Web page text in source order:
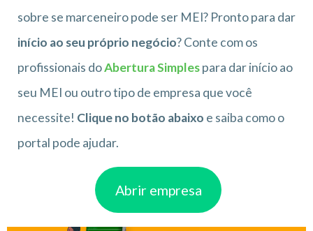
sobre se marceneiro pode ser MEI? Pronto para dar
início ao seu próprio negócio? Conte com os
profissionais doAbertura Simplespara dar início ao
seu MEI ou outro tipo de empresa que você
necessite! Clique no botão abaixo e saiba como o
portal pode ajudar.
Abrir empresa